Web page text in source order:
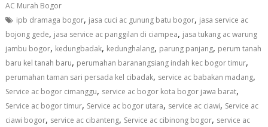
AC Murah Bogor
ipb dramaga bogor, jasa cuci ac gunung batu bogor, jasa service ac
bojong gede, jasa service ac panggilan di ciampea, jasa tukang ac warung
jambu bogor, kedungbadak, kedunghalang, parung panjang, perum tanah
baru kel tanah baru, perumahan baranangsiang indah kec bogor timur,
perumahan taman sari persada kel cibadak, service ac babakan madang,
Service ac bogor cimanggu, service ac bogor kota bogor jawa barat,
Service ac bogor timur, Service ac bogor utara, service ac ciawi, Service ac
ciawi bogor, service ac cibanteng, Service ac cibinong bogor, service ac